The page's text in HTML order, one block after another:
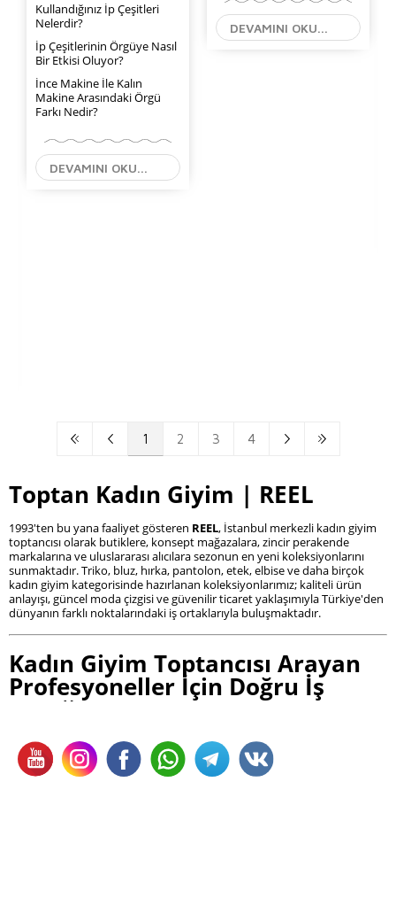
Kullandığınız İp Çeşitleri
Nelerdir?
İp Çeşitlerinin Örgüye Nasıl
Bir Etkisi Oluyor?
İnce Makine İle Kalın
Makine Arasındaki Örgü
Farkı Nedir?
DEVAMINI OKU...
DEVAMINI OKU...
1 2 3 4
Toptan Kadın Giyim | REEL
1993'ten bu yana faaliyet gösteren REEL, İstanbul merkezli kadın giyim
toptancısı olarak butiklere, konsept mağazalara, zincir perakende
markalarına ve uluslararası alıcılara sezonun en yeni koleksiyonlarını
sunmaktadır. Triko, bluz, hırka, pantolon, etek, elbise ve daha birçok
kadın giyim kategorisinde hazırlanan koleksiyonlarımız; kaliteli ürün
anlayışı, güncel moda çizgisi ve güvenilir ticaret yaklaşımıyla Türkiye'den
dünyanın farklı noktalarındaki iş ortaklarıyla buluşmaktadır.
Kadın Giyim Toptancısı Arayan
Profesyoneller İçin Doğru İş
Ortağı
Kadın giyim sektöründe başarılı olmanın temelinde yalnızca doğru
ürünleri seçmek değil, aynı zamanda güvenilir bir toptancıyla uzun
vadeli iş ortaklığı kurmak yer alır. Sürekli değişen moda trendleri, sezon